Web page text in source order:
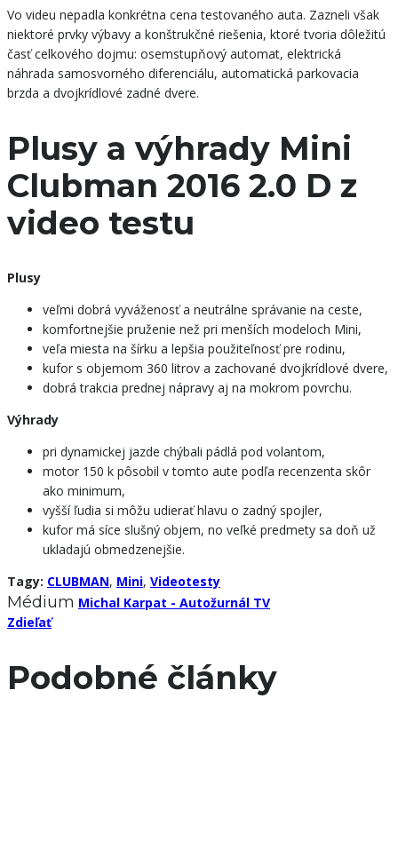
Vo videu nepadla konkrétna cena testovaného auta. Zazneli však
niektoré prvky výbavy a konštrukčné riešenia, ktoré tvoria dôležitú
časť celkového dojmu: osemstupňový automat, elektrická
náhrada samosvorného diferenciálu, automatická parkovacia
brzda a dvojkrídlové zadné dvere.
Plusy a výhrady Mini
Clubman 2016 2.0 D z
video testu
Plusy
veľmi dobrá vyváženosť a neutrálne správanie na ceste,
komfortnejšie pruženie než pri menších modeloch Mini,
veľa miesta na šírku a lepšia použiteľnosť pre rodinu,
kufor s objemom 360 litrov a zachované dvojkrídlové dvere,
dobrá trakcia prednej nápravy aj na mokrom povrchu.
Výhrady
pri dynamickej jazde chýbali pádlá pod volantom,
motor 150 k pôsobil v tomto aute podľa recenzenta skôr
ako minimum,
vyšší ľudia si môžu udierať hlavu o zadný spojler,
kufor má síce slušný objem, no veľké predmety sa doň už
ukladajú obmedzenejšie.
Tagy: CLUBMAN, Mini, Videotesty
Médium Michal Karpat - Autožurnál TV
Zdieľať
Podobné články